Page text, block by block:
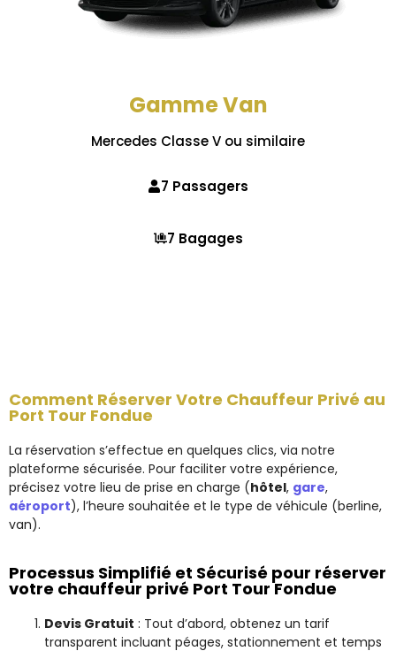
Gamme Van
Mercedes Classe V ou similaire
7 Passagers
7 Bagages
Comment Réserver Votre Chauffeur Privé au
Port Tour Fondue
La réservation s’effectue en quelques clics, via notre
plateforme sécurisée. Pour faciliter votre expérience,
précisez votre lieu de prise en charge (hôtel, gare,
aéroport), l’heure souhaitée et le type de véhicule (berline,
van).
Processus Simplifié et Sécurisé pour réserver
votre chauffeur privé Port Tour Fondue
Devis Gratuit : Tout d’abord, obtenez un tarif
transparent incluant péages, stationnement et temps